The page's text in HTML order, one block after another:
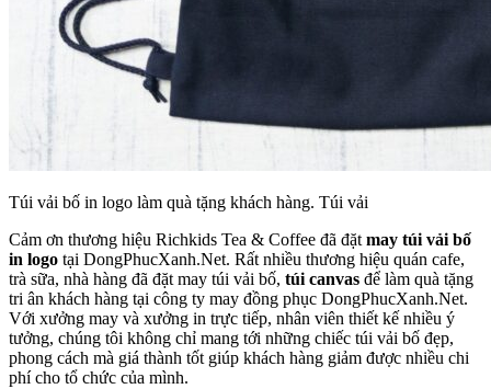
Túi vải bố in logo làm quà tặng khách hàng. Túi vải
Cảm ơn thương hiệu Richkids Tea & Coffee đã đặt may túi vải bố
in logo tại DongPhucXanh.Net. Rất nhiều thương hiệu quán cafe,
trà sữa, nhà hàng đã đặt may túi vải bố, túi canvas để làm quà tặng
tri ân khách hàng tại công ty may đồng phục DongPhucXanh.Net.
Với xưởng may và xưởng in trực tiếp, nhân viên thiết kế nhiều ý
tưởng, chúng tôi không chỉ mang tới những chiếc túi vải bố đẹp,
phong cách mà giá thành tốt giúp khách hàng giảm được nhiều chi
phí cho tổ chức của mình.